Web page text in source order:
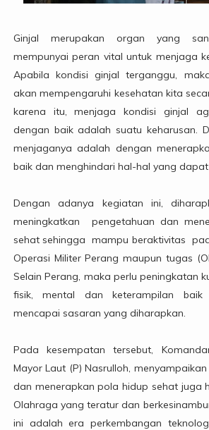
Ginjal merupakan organ yang
mempunyai peran vital untuk menjaga
Apabila kondisi ginjal terganggu,
akan mempengaruhi kesehatan kita
karena itu, menjaga kondisi ginjal
dengan baik adalah suatu keharusan.
menjaganya adalah dengan
baik dan menghindari hal-hal yang
Dengan adanya kegiatan ini,
meningkatkan pengetahuan dan
sehat sehingga mampu beraktivitas
Operasi Militer Perang maupun tugas
Selain Perang, maka perlu peningkatan
fisik, mental dan keterampilan
mencapai sasaran yang diharapkan.
Pada kesempatan tersebut,
Mayor Laut (P) Nasrulloh,
dan menerapkan pola hidup sehat juga
Olahraga yang teratur dan
ini adalah era perkembangan